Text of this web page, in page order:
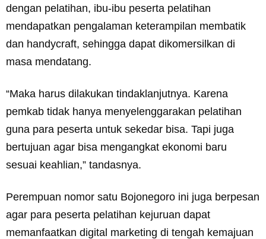
dengan pelatihan, ibu-ibu peserta pelatihan
mendapatkan pengalaman keterampilan membatik
dan handycraft, sehingga dapat dikomersilkan di
masa mendatang.
“Maka harus dilakukan tindaklanjutnya. Karena
pemkab tidak hanya menyelenggarakan pelatihan
guna para peserta untuk sekedar bisa. Tapi juga
bertujuan agar bisa mengangkat ekonomi baru
sesuai keahlian,” tandasnya.
Perempuan nomor satu Bojonegoro ini juga berpesan
agar para peserta pelatihan kejuruan dapat
memanfaatkan digital marketing di tengah kemajuan